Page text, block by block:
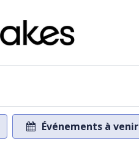
Événements à venir